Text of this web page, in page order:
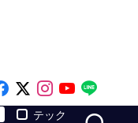
Like on Facebook
Follow on x
Follow on
Follow
テック